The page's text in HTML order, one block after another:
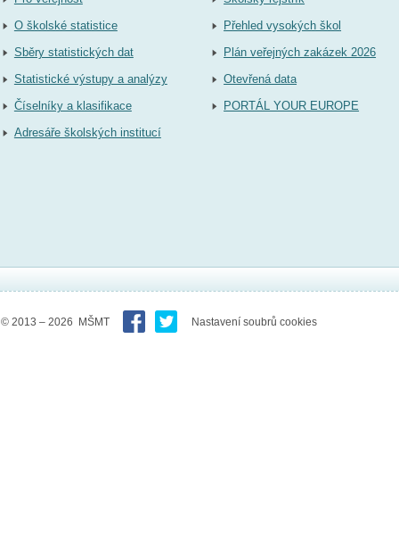
O školské statistice
Sběry statistických dat
Statistické výstupy a analýzy
Číselníky a klasifikace
Adresáře školských institucí
Přehled vysokých škol
Plán veřejných zakázek 2026
Otevřená data
PORTÁL YOUR EUROPE
© 2013 – 2026 MŠMT Nastavení soubrů cookies